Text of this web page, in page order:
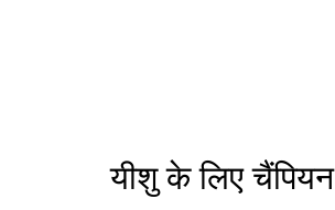
यीशु के लिए चैंपियन